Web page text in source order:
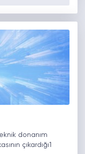
donanım
çıkardığı1